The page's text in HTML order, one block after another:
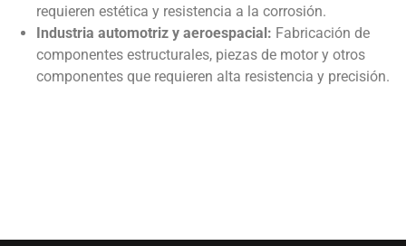
requieren estética y resistencia a la corrosión.
Industria automotriz y aeroespacial: Fabricación de
componentes estructurales, piezas de motor y otros
componentes que requieren alta resistencia y precisión.